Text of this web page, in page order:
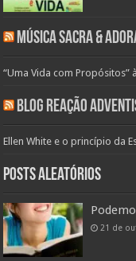
Música Sacra &
“Uma Vida com Propósitos”
Blog Reação
Ellen White e o princípio da
Posts aleatórios
21 de